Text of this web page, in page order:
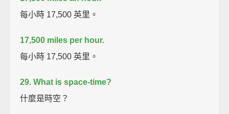
每小時 17,500 英里。
17,500 miles per hour.
每小時 17,500 英里。
29. What is space-time?
什麼是時空？